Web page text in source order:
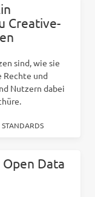
Creative-
sind, wie sie
Rechte und
Nutzern dabei
Data